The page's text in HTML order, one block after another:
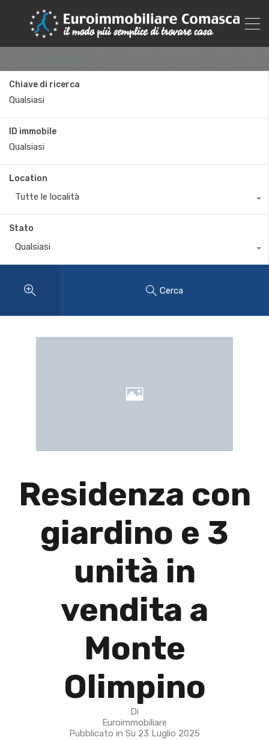
Chiave di ricerca
ID immobile
Location
Tutte le località
Stato
Qualsiasi
Cerca
Residenza con
giardino e 3
unità in
vendita a
Monte
Olimpino
Di
Euroimmobiliare
Pubblicato in Su 23 Luglio 2025